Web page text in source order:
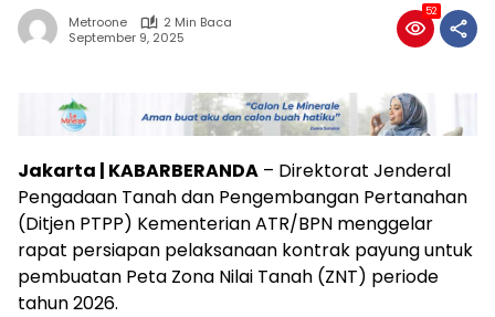
Metroone
2 Min Baca
September 9, 2025
52
Jakarta | KABARBERANDA – Direktorat Jenderal
Pengadaan Tanah dan Pengembangan Pertanahan
(Ditjen PTPP) Kementerian ATR/BPN menggelar
rapat persiapan pelaksanaan kontrak payung untuk
pembuatan Peta Zona Nilai Tanah (ZNT) periode
tahun 2026.